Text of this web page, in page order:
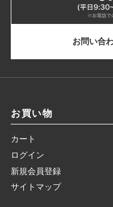
お問い合
お買い物
カート
ログイン
新規会員登録
サイトマップ